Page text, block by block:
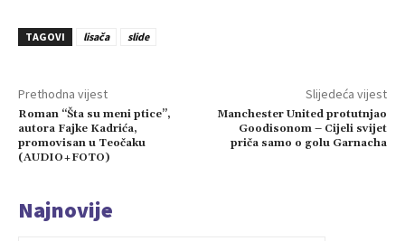
TAGOVI lisača slide
Prethodna vijest
Roman “Šta su meni ptice”,
autora Fajke Kadrića,
promovisan u Teočaku
(AUDIO+FOTO)
Slijedeća vijest
Manchester United protutnjao
Goodisonom – Cijeli svijet
priča samo o golu Garnacha
Najnovije